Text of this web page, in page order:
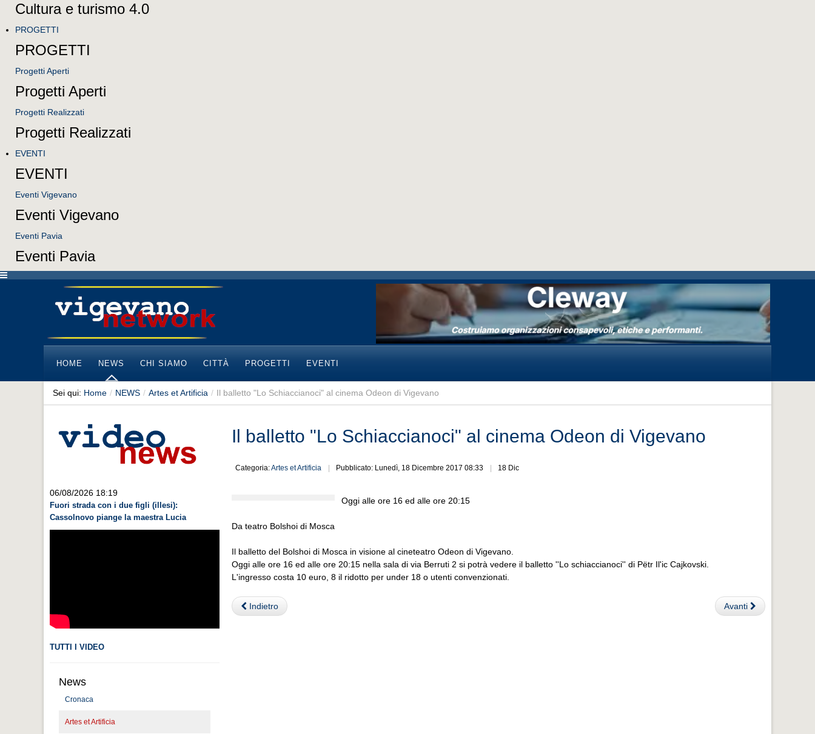
Cultura e turismo 4.0
PROGETTI
PROGETTI
Progetti Aperti
Progetti Aperti
Progetti Realizzati
Progetti Realizzati
EVENTI
EVENTI
Eventi Vigevano
Eventi Vigevano
Eventi Pavia
Eventi Pavia
HOME NEWS CHI SIAMO CITTÀ PROGETTI EVENTI
Sei qui: Home / NEWS / Artes et Artificia / Il balletto "Lo Schiaccianoci" al cinema Odeon di Vigevano
06/08/2026 18:19
Fuori strada con i due figli (illesi):
Cassolnovo piange la maestra Lucia
TUTTI I VIDEO
News
Cronaca
Artes et Artificia
Il balletto "Lo Schiaccianoci" al cinema Odeon di Vigevano
Categoria:Artes et Artificia Pubblicato: Lunedì, 18 Dicembre 2017 08:33 18 Dic
Oggi alle ore 16 ed alle ore 20:15
Da teatro Bolshoi di Mosca
Il balletto del Bolshoi di Mosca in visione al cineteatro Odeon di Vigevano.
Oggi alle ore 16 ed alle ore 20:15 nella sala di via Berruti 2 si potrà vedere il balletto ''Lo schiaccianoci'' di Pëtr Il'ic Cajkovski.
L'ingresso costa 10 euro, 8 il ridotto per under 18 o utenti convenzionati.
Indietro Avanti